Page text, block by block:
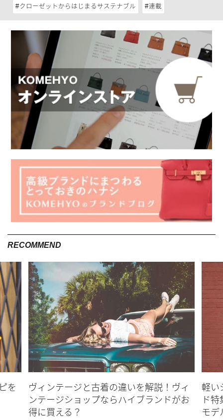
クローゼットからはじまるサステナブル 連載
RECOMMEND
を
ヴィンテージと古着の違いを解説！ヴィ
ンテージショップならハイブランドがお
得に買える？
軽い
ド
モデ